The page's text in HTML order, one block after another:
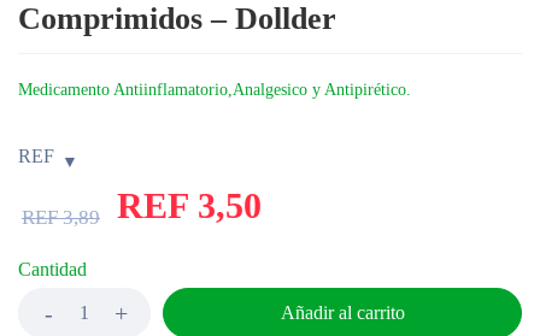
Comprimidos – Dollder
Medicamento Antiinflamatorio,Analgesico y Antipirético.
REF
REF3,89 REF 3,50
Cantidad
Añadir al carrito